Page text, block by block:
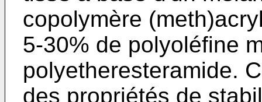
copolymère
5-30% de polyoléfine
polyetheresteramide.
des propriétés de